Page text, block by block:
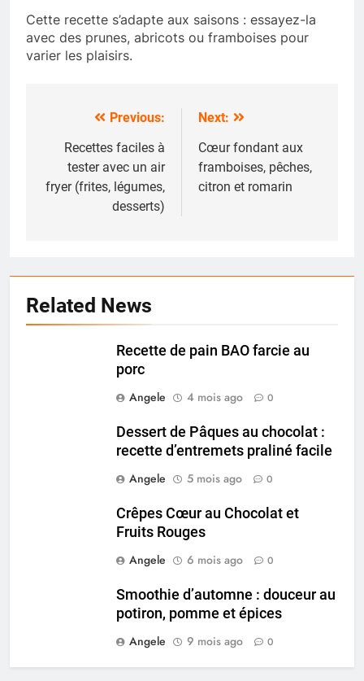
Cette recette s’adapte aux saisons : essayez-la
avec des prunes, abricots ou framboises pour
varier les plaisirs.
Navigation
l’article
Previous:
Recettes faciles à
tester avec un air
fryer (frites, légumes,
desserts)
Next:
Cœur fondant aux
framboises, pêches,
citron et romarin
Related News
Recette de pain BAO farcie au
porc
Angele
4 mois ago 0
Dessert de Pâques au chocolat :
recette d’entremets praliné facile
Angele
5 mois ago 0
Crêpes Cœur au Chocolat et
Fruits Rouges
Angele
6 mois ago 0
Smoothie d’automne : douceur au
potiron, pomme et épices
Angele
9 mois ago 0